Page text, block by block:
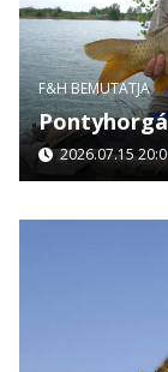
F&H BEMUTATJA
2026.07.15